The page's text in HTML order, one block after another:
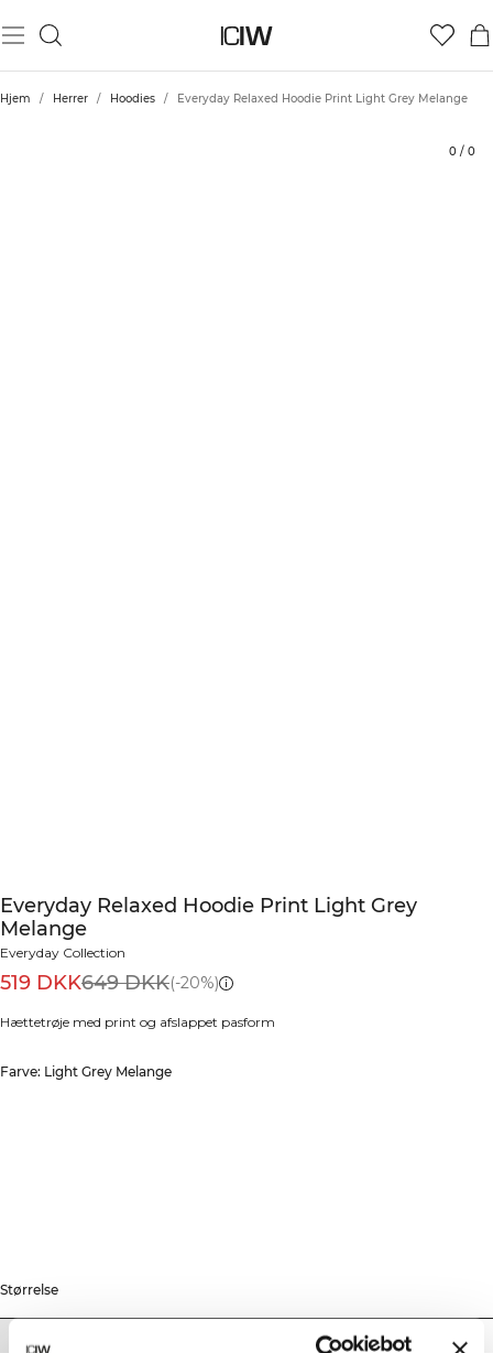
Hjem / Herrer / Hoodies / Everyday Relaxed Hoodie Print Light Grey Melange
0 / 0
Everyday Relaxed Hoodie Print Light Grey
Melange
Everyday Collection
519 DKK649 DKK(-20%)
Hættetrøje med print og afslappet pasform
Farve: Light Grey Melange
Størrelse
XL